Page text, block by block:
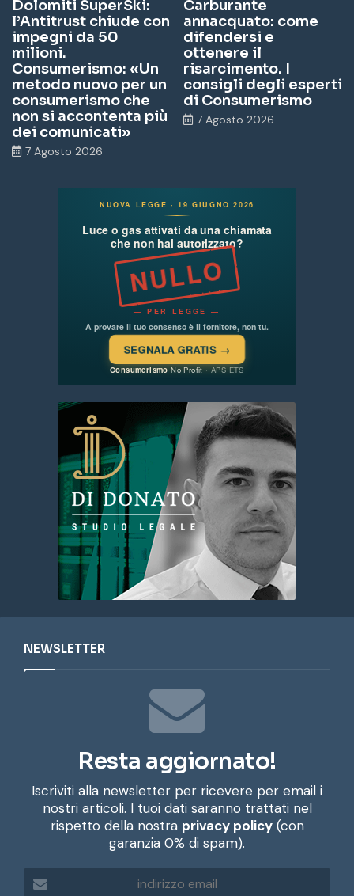
Dolomiti SuperSki:
l’Antitrust chiude con
impegni da 50
milioni.
Consumerismo: «Un
metodo nuovo per un
consumerismo che
non si accontenta più
dei comunicati»
7 Agosto 2026
Carburante
annacquato: come
difendersi e
ottenere il
risarcimento. I
consigli degli esperti
di Consumerismo
7 Agosto 2026
NEWSLETTER
Resta aggiornato!
Iscriviti alla newsletter per ricevere per email i
nostri articoli. I tuoi dati saranno trattati nel
rispetto della nostra privacy policy(con
garanzia 0% di spam).